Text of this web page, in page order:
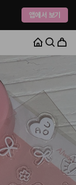
앱에서 보기